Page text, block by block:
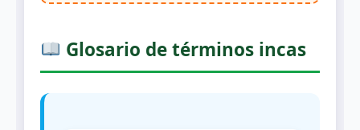
Glosario de términos incas